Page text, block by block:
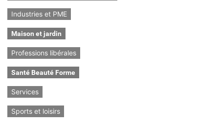
Industries et PME
Maison et jardin
Professions libérales
Santé Beauté Forme
Services
Sports et loisirs